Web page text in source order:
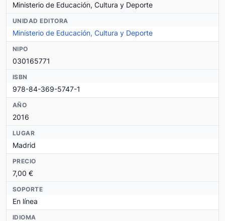
Ministerio de Educación, Cultura y Deporte
UNIDAD EDITORA
Ministerio de Educación, Cultura y Deporte
NIPO
030165771
ISBN
978-84-369-5747-1
AÑO
2016
LUGAR
Madrid
PRECIO
7,00 €
SOPORTE
En línea
IDIOMA